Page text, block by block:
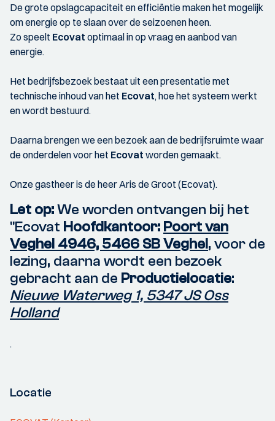
De grote opslagcapaciteit en efficiëntie maken het mogelijk
om energie op te slaan over de seizoenen heen.
Zo speelt Ecovat optimaal in op vraag en aanbod van
energie.
Het bedrijfsbezoek bestaat uit een presentatie met
technische inhoud van het Ecovat, hoe het systeem werkt
en wordt bestuurd.
Daarna brengen we een bezoek aan de bedrijfsruimte waar
de onderdelen voor het Ecovat worden gemaakt.
Onze gastheer is de heer Aris de Groot (Ecovat).
Let op:We worden ontvangen bij het
"Ecovat Hoofdkantoor: Poort van
Veghel 4946, 5466 SB Veghel, voor de
lezing, daarna wordt een bezoek
gebracht aan de Productielocatie:
Nieuwe Waterweg 1, 5347 JS Oss
Holland
.
Locatie